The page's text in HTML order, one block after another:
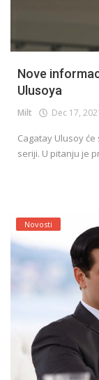
Nove
Ulusoya
Milt Dec 17,
Cagatay Ulusoy
seriji. U pitanju je
Novosti